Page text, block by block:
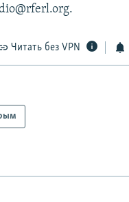
Читать без VPN